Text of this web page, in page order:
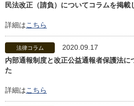
民法改正（請負）についてコラムを掲載
詳細はこちら
法律コラム
2020.09.17
内部通報制度と改正公益通報者保護法に
た
詳細はこちら